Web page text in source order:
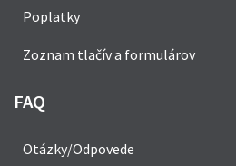
Poplatky
Zoznam tlačív a formulárov
FAQ
Otázky/Odpovede